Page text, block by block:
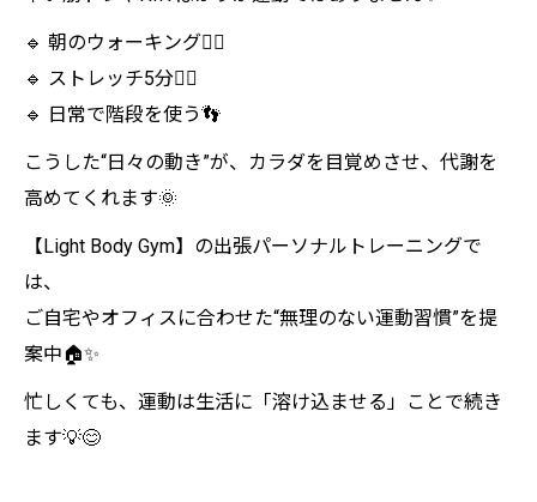
🔹 朝のウォーキング🚶‍♀️
🔹 ストレッチ5分🧘‍♀️
🔹 日常で階段を使う👣
こうした“日々の動き”が、カラダを目覚めさせ、代謝を
高めてくれます🌞
【Light Body Gym】の出張パーソナルトレーニングで
は、
ご自宅やオフィスに合わせた“無理のない運動習慣”を提
案中🏠✨
忙しくても、運動は生活に「溶け込ませる」ことで続き
ます💡😊